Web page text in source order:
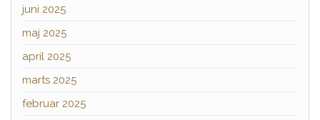
juni 2025
maj 2025
april 2025
marts 2025
februar 2025